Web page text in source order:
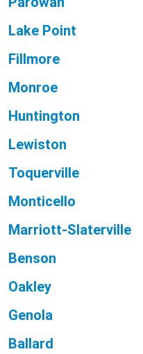
Lake Point
Fillmore
Monroe
Huntington
Lewiston
Toquerville
Monticello
Marriott-Slaterville
Benson
Oakley
Genola
Ballard